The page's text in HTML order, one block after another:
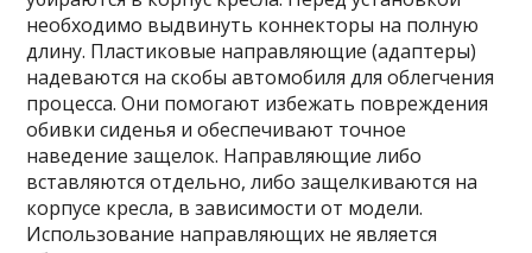
необходимо выдвинуть коннекторы на полную
длину. Пластиковые направляющие (адаптеры)
надеваются на скобы автомобиля для облегчения
процесса. Они помогают избежать повреждения
обивки сиденья и обеспечивают точное
наведение защелок. Направляющие либо
вставляются отдельно, либо защелкиваются на
корпусе кресла, в зависимости от модели.
Использование направляющих не является